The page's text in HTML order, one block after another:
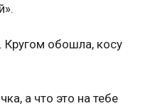
Кругом обошла, косу
а что это на тебе